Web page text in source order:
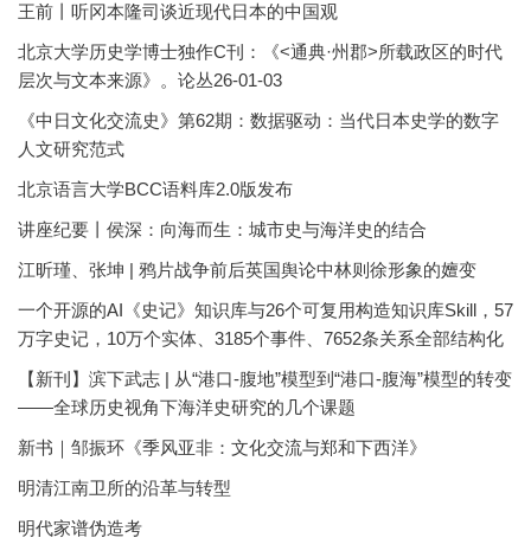
王前丨听冈本隆司谈近现代日本的中国观
北京大学历史学博士独作C刊：《<通典·州郡>所载政区的时代
层次与文本来源》。论丛26-01-03
《中日文化交流史》第62期：数据驱动：当代日本史学的数字
人文研究范式
北京语言大学BCC语料库2.0版发布
讲座纪要丨侯深：向海而生：城市史与海洋史的结合
江昕瑾、张坤 | 鸦片战争前后英国舆论中林则徐形象的嬗变
一个开源的AI《史记》知识库与26个可复用构造知识库Skill，57
万字史记，10万个实体、3185个事件、7652条关系全部结构化
【新刊】滨下武志 | 从“港口-腹地”模型到“港口-腹海”模型的转变
——全球历史视角下海洋史研究的几个课题
新书｜邹振环《季风亚非：文化交流与郑和下西洋》
明清江南卫所的沿革与转型
明代家谱伪造考